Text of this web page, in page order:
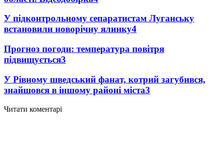
У підконтрольному сепаратистам Луганську
встановили новорічну ялинку4
Прогноз погоди: температура повітря
підвищується3
У Рівному шведський фанат, котрий загубився,
знайшовся в іншому районі міста3
Читати коментарі